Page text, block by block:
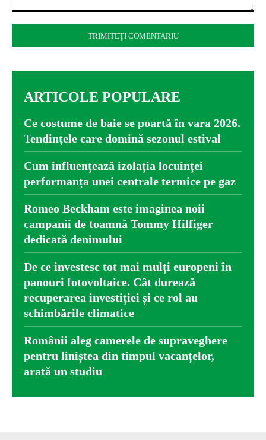
ARTICOLE POPULARE
Ce costume de baie se poartă în vara 2026.
Tendințele care domină sezonul estival
Cum influențează izolația locuinței
performanța unei centrale termice pe gaz
Romeo Beckham este imaginea noii
campanii de toamnă Tommy Hilfiger
dedicată denimului
De ce investesc tot mai mulți europeni în
panouri fotovoltaice. Cât durează
recuperarea investiției și ce rol au
schimbările climatice
Românii aleg camerele de supraveghere
pentru liniștea din timpul vacanțelor,
arată un studiu